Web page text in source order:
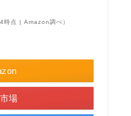
点 | Amazon調べ）
場